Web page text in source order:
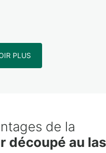
PLUS
de la
découpé au